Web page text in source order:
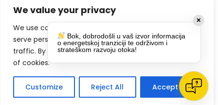
We value your privacy
We use cookies to enhance your browsing experience,
serve personalized ads or content, and analyze our
traffic. By clicking "Accept All", you consent to our use
of cookies.
Customize Reject All Accept All
Klikom na gumb dajete suglasnost za
primanje novosti Pokreta Otoka te se
slažete spolitikom privatnosti.
DRUŠTVENE MREŽE
✕
Bok, dobrodošli u vaš izvor informacija
o energetskoj tranziciji te održivom i
strateškom razvoju otoka!